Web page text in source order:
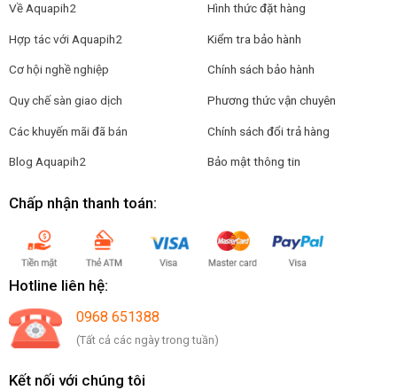
Về Aquapih2
Hợp tác với Aquapih2
Cơ hội nghề nghiệp
Quy chế sàn giao dịch
Các khuyến mãi đã bán
Blog Aquapih2
Hình thức đặt hàng
Kiểm tra bảo hành
Chính sách bảo hành
Phương thức vận chuyên
Chính sách đổi trả hàng
Bảo mật thông tin
Chấp nhận thanh toán:
Hotline liên hệ:
0968 651388
(Tất cả các ngày trong tuần)
Kết nối với chúng tôi